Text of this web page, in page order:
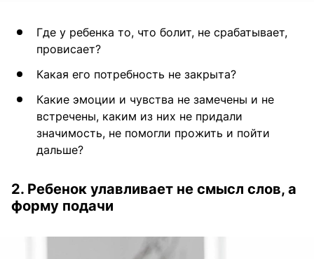
Где у ребенка то, что болит, не срабатывает,
провисает?
Какая его потребность не закрыта?
Какие эмоции и чувства не замечены и не
встречены, каким из них не придали
значимость, не помогли прожить и пойти
дальше?
2. Ребенок улавливает не смысл слов, а
форму подачи